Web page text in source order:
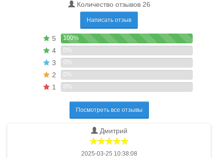
Количество отзывов 26
Написать отзыв
5 100%
4 0%
3 0%
2 0%
1 0%
Посмотреть все отзывы
Дмитрий
2025-03-25 10:38:08